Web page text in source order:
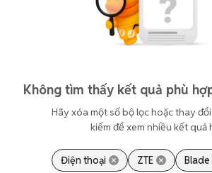
Không tìm thấy kết quả phù
Hãy xóa một số bộ lọc hoặc thay
kiếm để xem nhiều kết quả
Điện thoại ZTE